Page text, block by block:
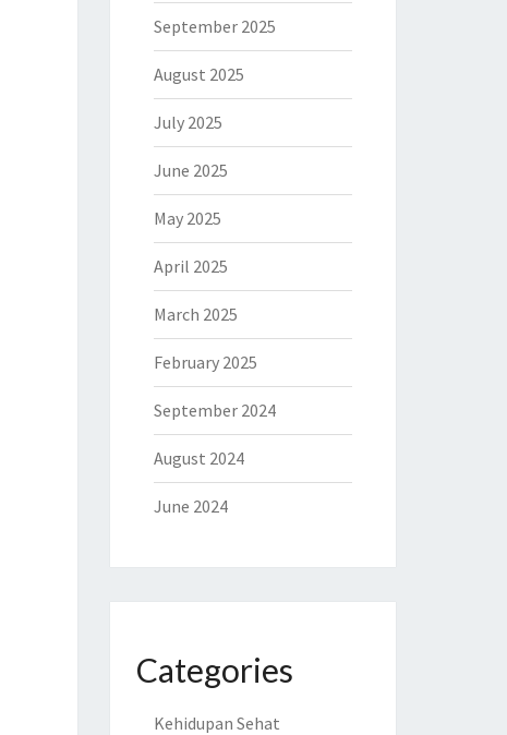
September 2025
August 2025
July 2025
June 2025
May 2025
April 2025
March 2025
February 2025
September 2024
August 2024
June 2024
Categories
Kehidupan Sehat